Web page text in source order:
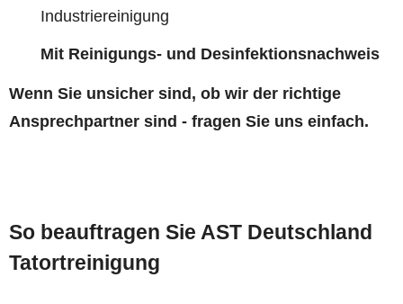
Industriereinigung
Mit Reinigungs- und Desinfektionsnachweis
Wenn Sie unsicher sind, ob wir der richtige
Ansprechpartner sind - fragen Sie uns einfach.
So beauftragen Sie AST Deutschland
Tatortreinigung